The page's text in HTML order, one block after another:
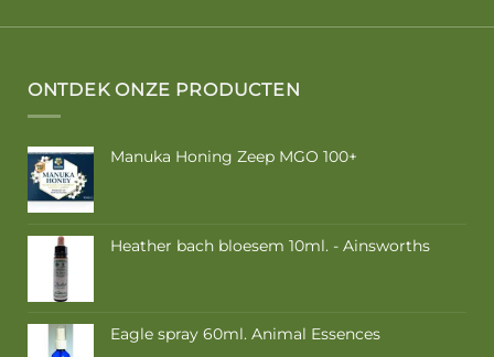
ONTDEK ONZE PRODUCTEN
Manuka Honing Zeep MGO 100+
Heather bach bloesem 10ml. - Ainsworths
Eagle spray 60ml. Animal Essences